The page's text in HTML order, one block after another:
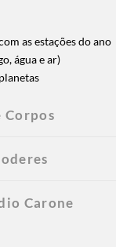
as estações do ano
água e ar)
Corpos
Carone